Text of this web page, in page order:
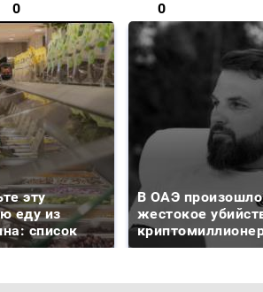
0 0
эту
еду из
список
В ОАЭ произошло
жестокое